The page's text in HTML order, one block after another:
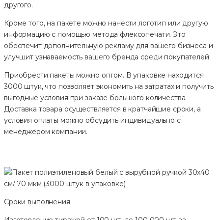
другого.
Кроме того, на пакете можно нанести логотип или другую
информацию с помощью метода флексопечати. Это
обеспечит дополнительную рекламу для вашего бизнеса и
улучшит узнаваемость вашего бренда среди покупателей.
Приобрести пакеты можно оптом. В упаковке находится
3000 штук, что позволяет экономить на затратах и получить
выгодные условия при заказе большого количества.
Доставка товара осуществляется в кратчайшие сроки, а
условия оплаты можно обсудить индивидуально с
менеджером компании.
Сроки выполнения